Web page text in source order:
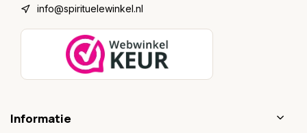
info@spirituelewinkel.nl
Informatie